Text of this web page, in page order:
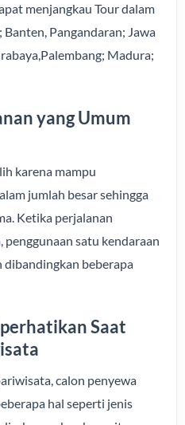
menjangkau Tour dalam
Pangandaran; Jawa
Madura;
yang Umum
karena mampu
jumlah besar sehingga
Ketika perjalanan
satu kendaraan
dibandingkan beberapa
Saat
calon penyewa
hal seperti jenis